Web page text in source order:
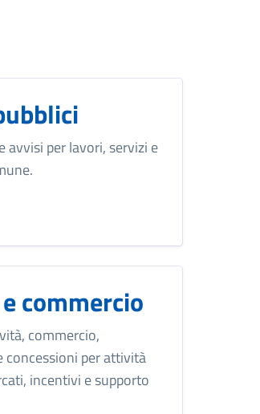
avvisi per lavori, servizi e
commercio
commercio,
concessioni per attività
incentivi e supporto